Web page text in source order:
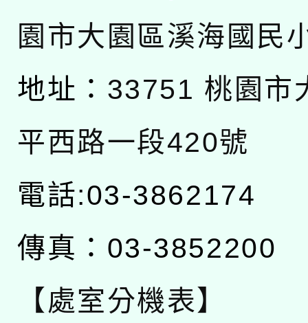
園市大園區溪海國民
地址： 33751 桃園市
平西路一段420號
電話:03-3862174
傳真：03-3852200
【處室分機表】